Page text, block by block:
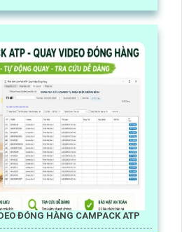
ĐÓNG HÀNG CAMPACK ATP